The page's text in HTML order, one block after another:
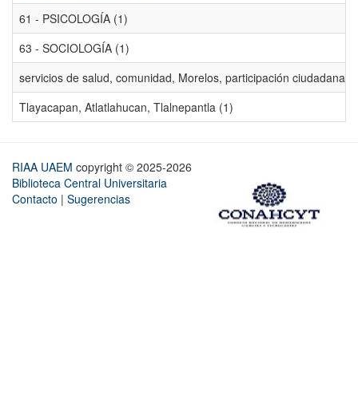
61 - PSICOLOGÍA (1)
63 - SOCIOLOGÍA (1)
servicios de salud, comunidad, Morelos, participación
Tlayacapan, Atlatlahucan, Tlalnepantla (1)
RIAA UAEM copyright © 2025-2026
Biblioteca Central Universitaria
Contacto | Sugerencias